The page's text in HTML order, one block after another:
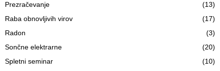
Prezračevanje
(13)
Raba obnovljivih virov
(17)
Radon
(3)
Sončne elektrarne
(20)
Spletni seminar
(10)